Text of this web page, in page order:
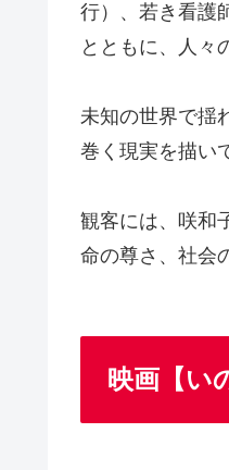
行）、若き看護
とともに、人々
未知の世界で揺
巻く現実を描い
観客には、咲和
命の尊さ、社会
映画【い